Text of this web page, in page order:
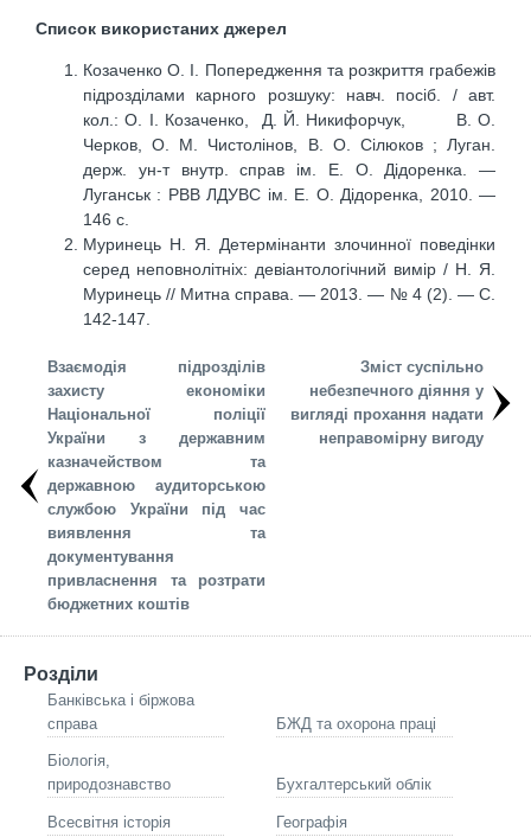
Список використаних джерел
Козаченко О. І. Попередження та розкриття грабежів
підрозділами карного розшуку: навч. посіб. / авт.
кол.: О. І. Козаченко, Д. Й. Никифорчук, В. О.
Черков, О. М. Чистолінов, В. О. Сілюков ; Луган.
держ. ун-т внутр. справ ім. Е. О. Дідоренка. —
Луганськ : РВВ ЛДУВС ім. Е. О. Дідоренка, 2010. —
146 с.
Муринець Н. Я. Детермінанти злочинної поведінки
серед неповнолітніх: девіантологічний вимір / Н. Я.
Муринець // Митна справа. — 2013. — № 4 (2). — С.
142-147.
Взаємодія підрозділів
захисту економіки
Національної поліції
України з державним
казначейством та
державною аудиторською
службою України під час
виявлення та
документування
привласнення та розтрати
бюджетних коштів
Зміст суспільно
небезпечного діяння у
вигляді прохання надати
неправомірну вигоду
Розділи
Банківська і біржова
справа
БЖД та охорона праці
Біологія,
природознавство
Бухгалтерський облік
Всесвітня історія Географія